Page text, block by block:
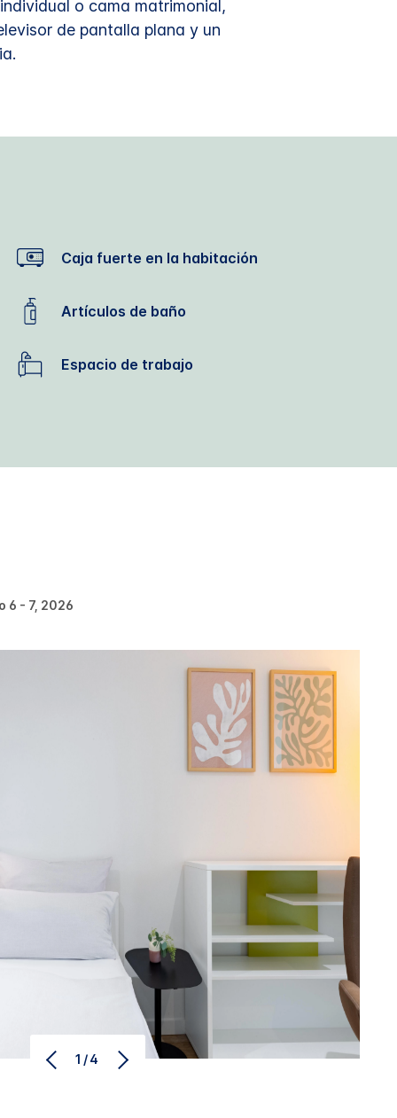
o cama matrimonial,
de pantalla plana y un
Caja fuerte en la habitación
Artículos de baño
Espacio de trabajo
6 - 7, 2026
1/4